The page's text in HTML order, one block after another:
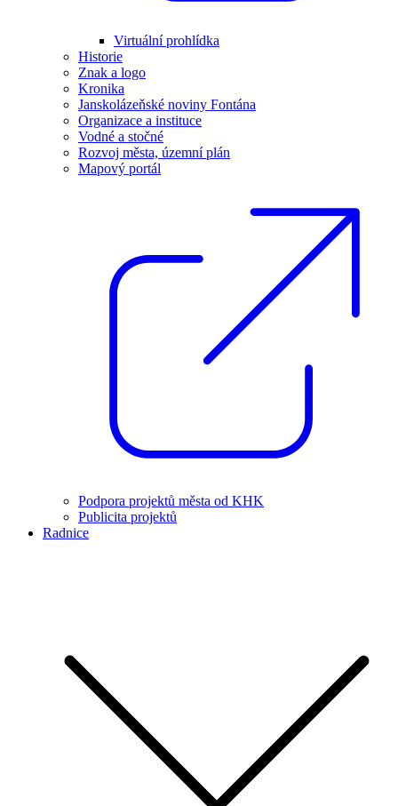
Virtuální prohlídka
Historie
Znak a logo
Kronika
Janskolázeňské noviny Fontána
Organizace a instituce
Vodné a stočné
Rozvoj města, územní plán
Mapový portál
Podpora projektů města od KHK
Publicita projektů
Radnice